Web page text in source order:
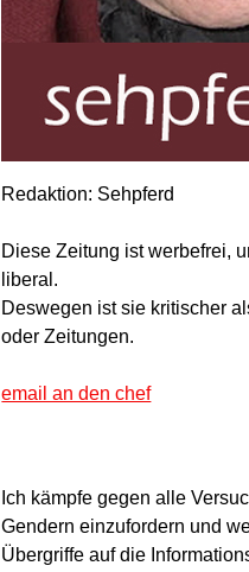
Redaktion: Sehpferd
Diese Zeitung ist werbefrei,
liberal.
Deswegen ist sie kritischer
oder Zeitungen.
email an den chef
Ich kämpfe gegen alle
Gendern einzufordern und
Übergriffe auf die